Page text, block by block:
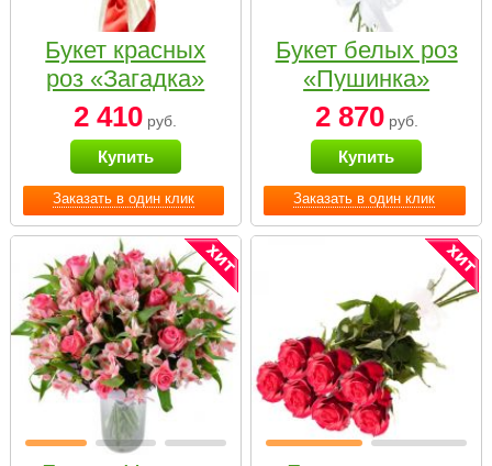
Заказать в один клик
Букет красных
роз «Загадка»
2 410 руб.
Купить
Заказать в один клик
Букет белых роз
«Пушинка»
2 870руб.
Купить